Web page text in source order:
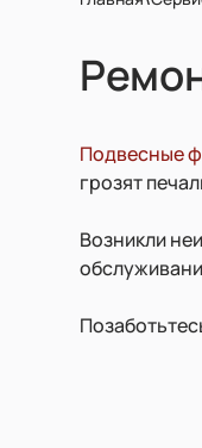
Подвесные
грозят
Возникли